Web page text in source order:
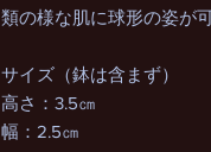
類の様な肌に球形の姿が
サイズ（鉢は含まず）
高さ：3.5㎝
幅：2.5㎝